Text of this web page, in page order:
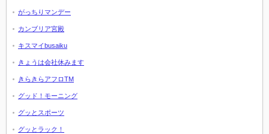
がっちりマンデー
カンブリア宮殿
キスマイbusaiku
きょうは会社休みます
きらきらアフロTM
グッド！モーニング
グッとスポーツ
グッとラック！